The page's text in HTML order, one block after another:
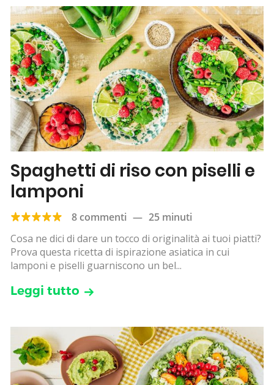
Spaghetti di riso con piselli e
lamponi
8 commenti — 25 minuti
Cosa ne dici di dare un tocco di originalità ai tuoi piatti?
Prova questa ricetta di ispirazione asiatica in cui
lamponi e piselli guarniscono un bel...
Leggi tutto